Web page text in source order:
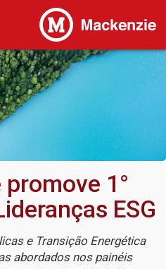
1°
ESG
e Transição Energética
abordados nos painéis